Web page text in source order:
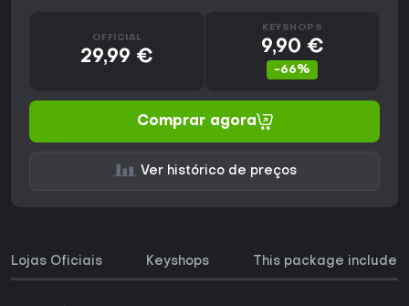
OFFICIAL
29,99 €
KEYSHOPS
9,90 €
-66%
Comprar agora
Ver histórico de preços
Lojas Oficiais Keyshops This package includes